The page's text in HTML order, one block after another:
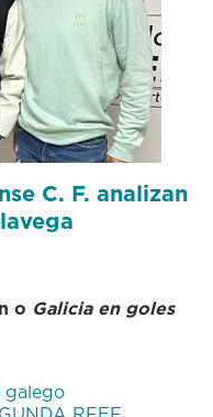
C. F. analizan
o Galicia en goles